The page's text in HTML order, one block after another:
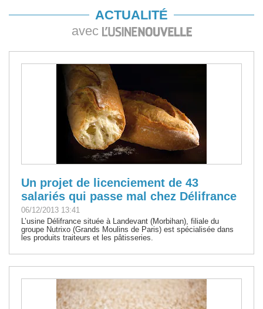
ACTUALITÉ
avec
Un projet de licenciement de 43
salariés qui passe mal chez Délifrance
06/12/2013 13:41
L’usine Délifrance située à Landevant (Morbihan), filiale du
groupe Nutrixo (Grands Moulins de Paris) est spécialisée dans
les produits traiteurs et les pâtisseries.